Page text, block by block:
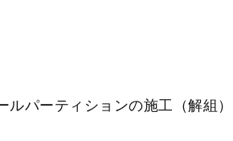
パーティションの施工（解組